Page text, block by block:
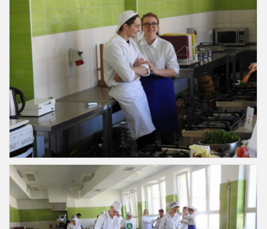
Slajd18